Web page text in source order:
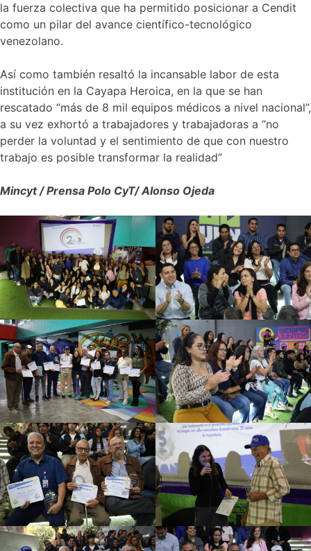
la fuerza colectiva que ha permitido posicionar a Cendit
como un pilar del avance científico-tecnológico
venezolano.
Así como también resaltó la incansable labor de esta
institución en la Cayapa Heroica, en la que se han
rescatado “más de 8 mil equipos médicos a nivel nacional”,
a su vez exhortó a trabajadores y trabajadoras a “no
perder la voluntad y el sentimiento de que con nuestro
trabajo es posible transformar la realidad”
Mincyt / Prensa Polo CyT/ Alonso Ojeda